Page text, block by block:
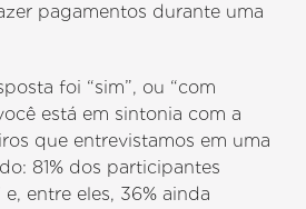
pagamentos durante uma
foi “sim”, ou “com
está em sintonia com a
que entrevistamos em uma
81% dos participantes
entre eles, 36% ainda